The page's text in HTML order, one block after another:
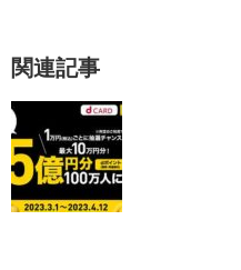
関連記事